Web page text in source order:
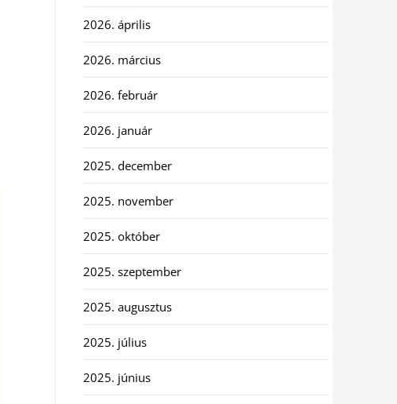
2026. április
2026. március
2026. február
2026. január
2025. december
2025. november
2025. október
2025. szeptember
2025. augusztus
2025. július
2025. június